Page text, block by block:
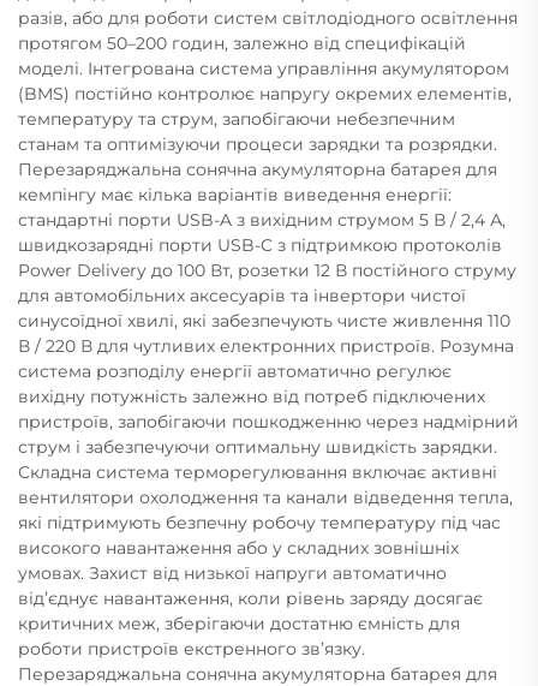
разів, або для роботи систем світлодіодного освітлення
протягом 50–200 годин, залежно від специфікацій
моделі. Інтегрована система управління акумулятором
(BMS) постійно контролює напругу окремих елементів,
температуру та струм, запобігаючи небезпечним
станам та оптимізуючи процеси зарядки та розрядки.
Перезаряджальна сонячна акумуляторна батарея для
кемпінгу має кілька варіантів виведення енергії:
стандартні порти USB-A з вихідним струмом 5 В / 2,4 А,
швидкозарядні порти USB-C з підтримкою протоколів
Power Delivery до 100 Вт, розетки 12 В постійного струму
для автомобільних аксесуарів та інвертори чистої
синусоїдної хвилі, які забезпечують чисте живлення 110
В / 220 В для чутливих електронних пристроїв. Розумна
система розподілу енергії автоматично регулює
вихідну потужність залежно від потреб підключених
пристроїв, запобігаючи пошкодженню через надмірний
струм і забезпечуючи оптимальну швидкість зарядки.
Складна система терморегулювання включає активні
вентилятори охолодження та канали відведення тепла,
які підтримують безпечну робочу температуру під час
високого навантаження або у складних зовнішніх
умовах. Захист від низької напруги автоматично
від’єднує навантаження, коли рівень заряду досягає
критичних меж, зберігаючи достатню ємність для
роботи пристроїв екстренного зв’язку.
Перезаряджальна сонячна акумуляторна батарея для